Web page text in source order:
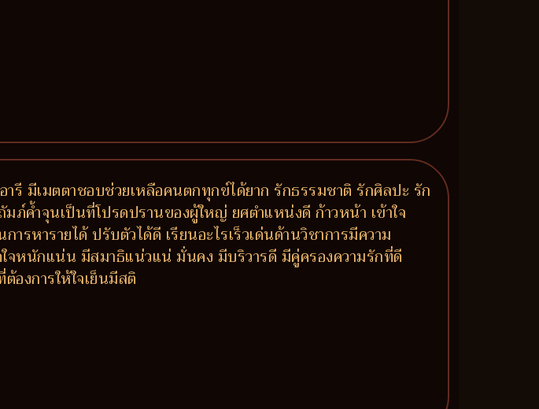
รี มีเมตตาชอบช่วยเหลือคนตกทุกข์ได้ยาก รักธรรมชาติ รักศิลปะ รัก
ภ์ค้ำจุนเป็นที่โปรดปรานของผู้ใหญ่ ยศตำแหน่งดี ก้าวหน้า เข้าใจ
รหารายได้ ปรับตัวได้ดี เรียนอะไรเร็วเด่นด้านวิชาการมีความ
ใจหนักแน่น มีสมาธิแน่วแน่ มั่นคง มีบริวารดี มีคู่ครองความรักที่ดี
องการให้ใจเย็นมีสติ